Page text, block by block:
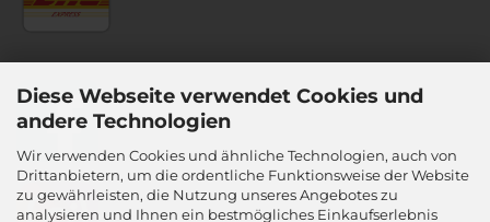
Diese Webseite verwendet Cookies und
andere Technologien
Wir verwenden Cookies und ähnliche Technologien, auch von
Drittanbietern, um die ordentliche Funktionsweise der Website
zu gewährleisten, die Nutzung unseres Angebotes zu
analysieren und Ihnen ein bestmögliches Einkaufserlebnis